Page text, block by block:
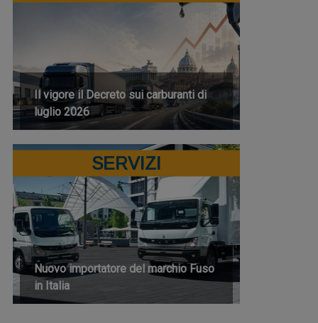
Il vigore il Decreto sui carburanti di
luglio 2026
SERVIZI
Nuovo importatore del marchio Fuso
in Italia